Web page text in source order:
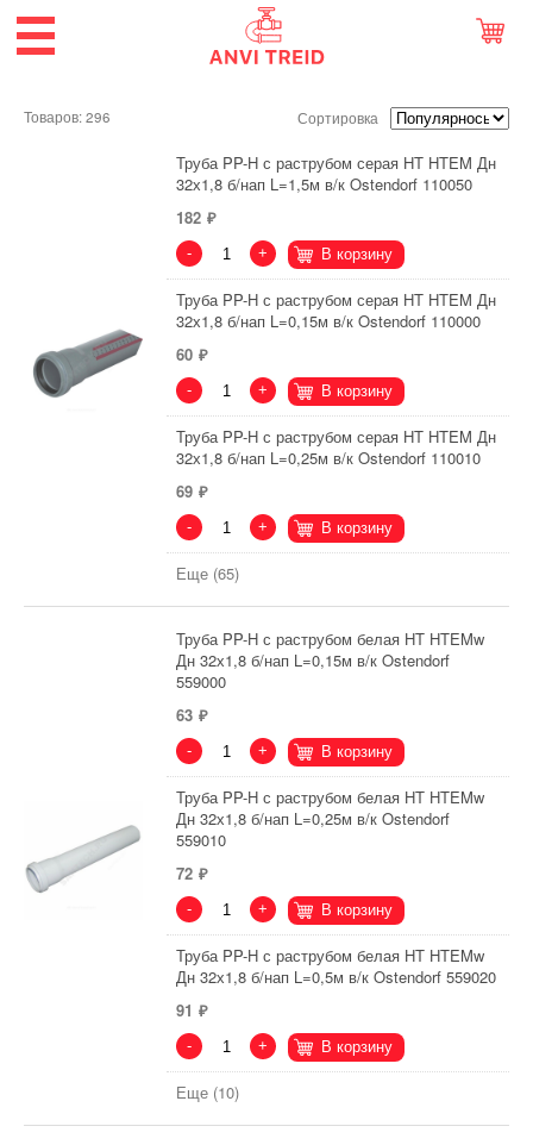
Товаров: 296 Сортировка
Труба PP-H с раструбом серая HT HTEM Дн
32х1,8 б/нап L=1,5м в/к Ostendorf 110050
182
- + В корзину
Труба PP-H с раструбом серая HT HTEM Дн
32х1,8 б/нап L=0,15м в/к Ostendorf 110000
60
- + В корзину
Труба PP-H с раструбом серая HT HTEM Дн
32х1,8 б/нап L=0,25м в/к Ostendorf 110010
69
- + В корзину
Еще (65)
Труба PP-H с раструбом белая HT HTEMw
Дн 32х1,8 б/нап L=0,15м в/к Ostendorf
559000
63
- + В корзину
Труба PP-H с раструбом белая HT HTEMw
Дн 32х1,8 б/нап L=0,25м в/к Ostendorf
559010
72
- + В корзину
Труба PP-H с раструбом белая HT HTEMw
Дн 32х1,8 б/нап L=0,5м в/к Ostendorf 559020
91
- + В корзину
Еще (10)